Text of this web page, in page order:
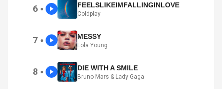
6 ● FEELSLIKEIMFALLINGINLOVE
Coldplay
7 ● MESSY
Lola Young
8 ● DIE WITH A SMILE
Bruno Mars & Lady Gaga